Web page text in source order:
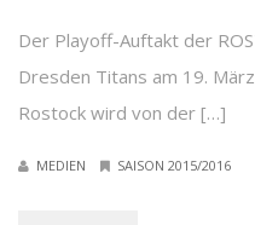
Der Playoff-Auftakt der
Dresden Titans am 19.
Rostock wird von der […]
MEDIEN SAISON 2015/2016